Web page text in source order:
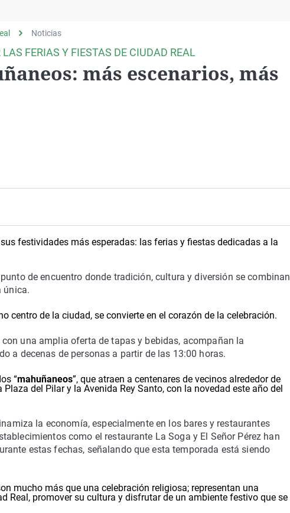
Noticias
FERIAS Y FIESTAS DE CIUDAD REAL
más escenarios, más
festividades más esperadas: las ferias y fiestas dedicadas a la
de encuentro donde tradición, cultura y diversión se combinan
única.
centro de la ciudad, se convierte en el corazón de la celebración.
una amplia oferta de tapas y bebidas, acompañan la
a decenas de personas a partir de las 13:00 horas.
“mahuñaneos”, que atraen a centenares de vecinos alrededor de
del Pilar y la Avenida Rey Santo, con la novedad este año del
la economía, especialmente en los bares y restaurantes
como el restaurante La Soga y El Señor Pérez han
estas fechas, señalando que esta temporada está siendo
mucho más que una celebración religiosa; representan una
Real, promover su cultura y disfrutar de un ambiente festivo que se